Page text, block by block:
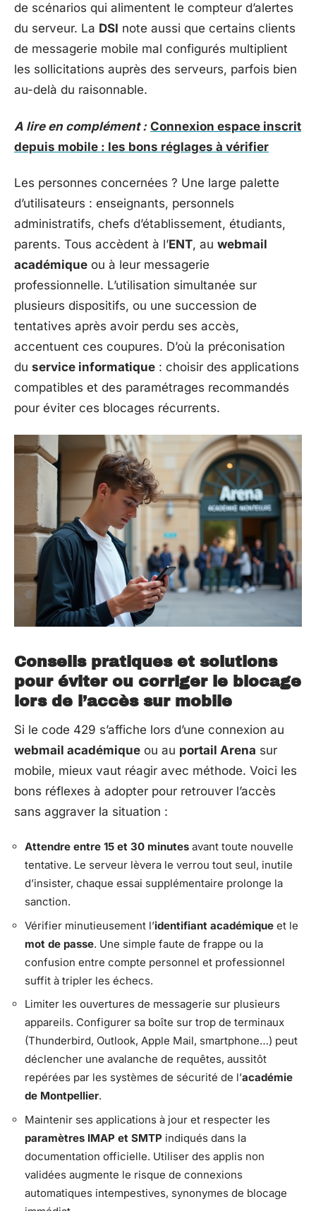
de scénarios qui alimentent le compteur d’alertes
du serveur. La DSI note aussi que certains clients
de messagerie mobile mal configurés multiplient
les sollicitations auprès des serveurs, parfois bien
au-delà du raisonnable.
A lire en complément : Connexion espace inscrit
depuis mobile : les bons réglages à vérifier
Les personnes concernées ? Une large palette
d’utilisateurs : enseignants, personnels
administratifs, chefs d’établissement, étudiants,
parents. Tous accèdent à l’ENT, au webmail
académique ou à leur messagerie
professionnelle. L’utilisation simultanée sur
plusieurs dispositifs, ou une succession de
tentatives après avoir perdu ses accès,
accentuent ces coupures. D’où la préconisation
du service informatique : choisir des applications
compatibles et des paramétrages recommandés
pour éviter ces blocages récurrents.
Conseils pratiques et solutions
pour éviter ou corriger le blocage
lors de l’accès sur mobile
Si le code 429 s’affiche lors d’une connexion au
webmail académique ou au portail Arena sur
mobile, mieux vaut réagir avec méthode. Voici les
bons réflexes à adopter pour retrouver l’accès
sans aggraver la situation :
Attendre entre 15 et 30 minutes avant toute nouvelle
tentative. Le serveur lèvera le verrou tout seul, inutile
d’insister, chaque essai supplémentaire prolonge la
sanction.
Vérifier minutieusement l’identifiant académique et le
mot de passe. Une simple faute de frappe ou la
confusion entre compte personnel et professionnel
suffit à tripler les échecs.
Limiter les ouvertures de messagerie sur plusieurs
appareils. Configurer sa boîte sur trop de terminaux
(Thunderbird, Outlook, Apple Mail, smartphone…) peut
déclencher une avalanche de requêtes, aussitôt
repérées par les systèmes de sécurité de l’académie
de Montpellier.
Maintenir ses applications à jour et respecter les
paramètres IMAP et SMTP indiqués dans la
documentation officielle. Utiliser des applis non
validées augmente le risque de connexions
automatiques intempestives, synonymes de blocage